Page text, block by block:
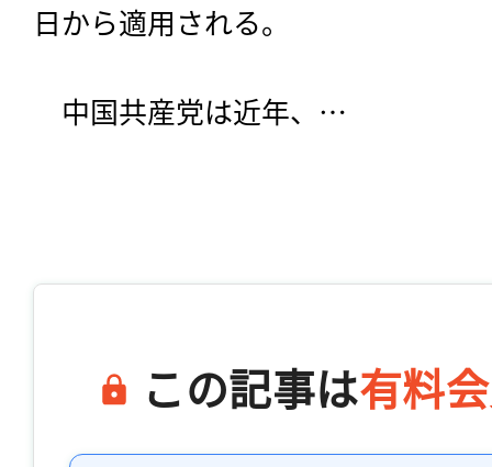
日から適用される。
中国共産党は近年、…
この記事は有料